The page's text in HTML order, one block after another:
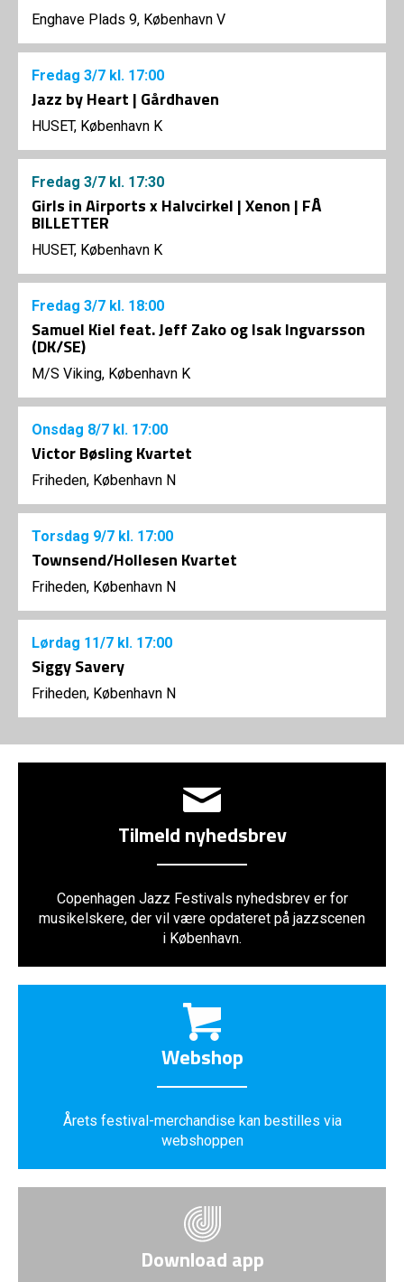
Enghave Plads 9, København V
Fredag 3/7 kl. 17:00
Jazz by Heart | Gårdhaven
HUSET, København K
Fredag 3/7 kl. 17:30
Girls in Airports x Halvcirkel | Xenon | FÅ
BILLETTER
HUSET, København K
Fredag 3/7 kl. 18:00
Samuel Kiel feat. Jeff Zako og Isak Ingvarsson
(DK/SE)
M/S Viking, København K
Onsdag 8/7 kl. 17:00
Victor Bøsling Kvartet
Friheden, København N
Torsdag 9/7 kl. 17:00
Townsend/Hollesen Kvartet
Friheden, København N
Lørdag 11/7 kl. 17:00
Siggy Savery
Friheden, København N
Tilmeld nyhedsbrev
Copenhagen Jazz Festivals nyhedsbrev er for
musikelskere, der vil være opdateret på jazzscenen
i København.
Webshop
Årets festival-merchandise kan bestilles via
webshoppen
Download app